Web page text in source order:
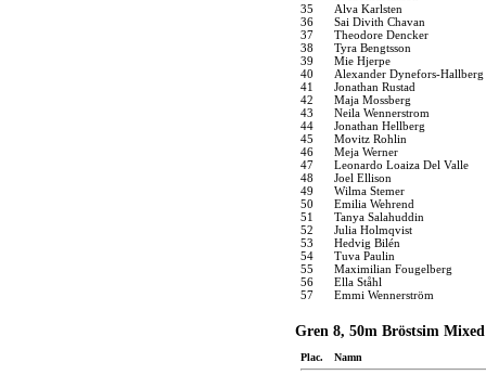
35
Alva Karlsten
36
Sai Divith Chavan
37
Theodore Dencker
38
Tyra Bengtsson
39
Mie Hjerpe
40
Alexander Dynefors-Hallberg
41
Jonathan Rustad
42
Maja Mossberg
43
Neila Wennerstrom
44
Jonathan Hellberg
45
Movitz Rohlin
46
Meja Werner
47
Leonardo Loaiza Del Valle
48
Joel Ellison
49
Wilma Stemer
50
Emilia Wehrend
51
Tanya Salahuddin
52
Julia Holmqvist
53
Hedvig Bilén
54
Tuva Paulin
55
Maximilian Fougelberg
56
Ella Ståhl
57
Emmi Wennerström
Gren 8, 50m Bröstsim Mixed
Plac. Namn